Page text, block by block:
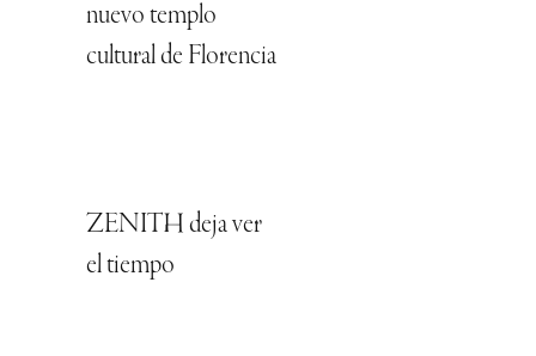
nuevo templo
cultural de Florencia
ZENITH deja ver
el tiempo